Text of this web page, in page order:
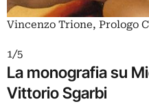
Vincenzo Trione, Prologo
1 / 5
La monografia su
Vittorio Sgarbi